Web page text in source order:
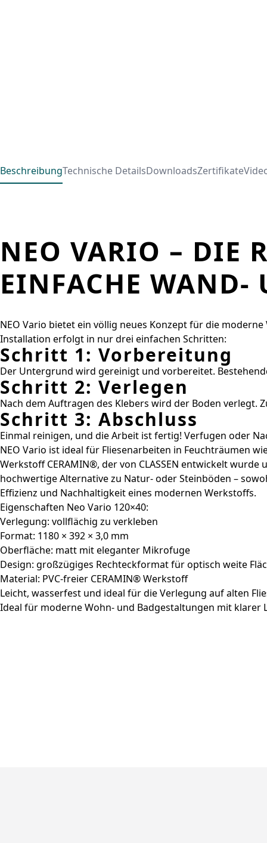
BeschreibungTechnische DetailsDownloadsZertifikate
NEO VARIO – DIE
EINFACHE WAND-
NEO Vario bietet ein völlig neues Konzept für die
Installation erfolgt in nur drei einfachen Schritten:
Schritt 1: Vorbereitung
Der Untergrund wird gereinigt und vorbereitet.
Schritt 2: Verlegen
Nach dem Auftragen des Klebers wird der Boden verlegt.
Schritt 3: Abschluss
Einmal reinigen, und die Arbeit ist fertig! Verfugen oder
NEO Vario ist ideal für Fliesenarbeiten in Feuchträumen
Werkstoff CERAMIN®, der von CLASSEN entwickelt
hochwertige Alternative zu Natur- oder Steinböden –
Effizienz und Nachhaltigkeit eines modernen Werkstoffs.
Eigenschaften Neo Vario 120×40:
Verlegung: vollflächig zu verkleben
Format: 1180 × 392 × 3,0 mm
Oberfläche: matt mit eleganter Mikrofuge
Design: großzügiges Rechteckformat für optisch weite
Material: PVC-freier CERAMIN® Werkstoff
Leicht, wasserfest und ideal für die Verlegung auf alten
Ideal für moderne Wohn- und Badgestaltungen mit klarer